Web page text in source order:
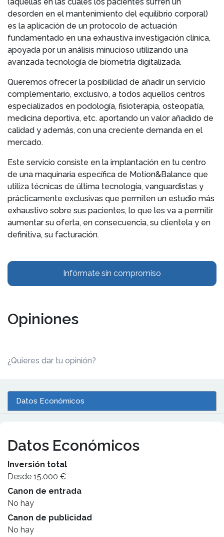
desorden en el mantenimiento del equilibrio corporal)
es la aplicación de un protocolo de actuación
fundamentado en una exhaustiva investigación clínica,
apoyada por un análisis minucioso utilizando una
avanzada tecnología de biometría digitalizada.
Queremos ofrecer la posibilidad de añadir un servicio
complementario, exclusivo, a todos aquellos centros
especializados en podología, fisioterapia, osteopatía,
medicina deportiva, etc. aportando un valor añadido de
calidad y además, con una creciente demanda en el
mercado.
Este servicio consiste en la implantación en tu centro
de una maquinaria específica de Motion&Balance que
utiliza técnicas de última tecnología, vanguardistas y
prácticamente exclusivas que permiten un estudio más
exhaustivo sobre sus pacientes, lo que les va a permitir
aumentar su oferta, en consecuencia, su clientela y en
definitiva, su facturación.
Infórmate sin compromiso
Opiniones
¿Quieres dar tu opinión?
Datos Económicos
Datos Económicos
Inversión total
Desde 15.000 €
Canon de entrada
No hay
Canon de publicidad
No hay